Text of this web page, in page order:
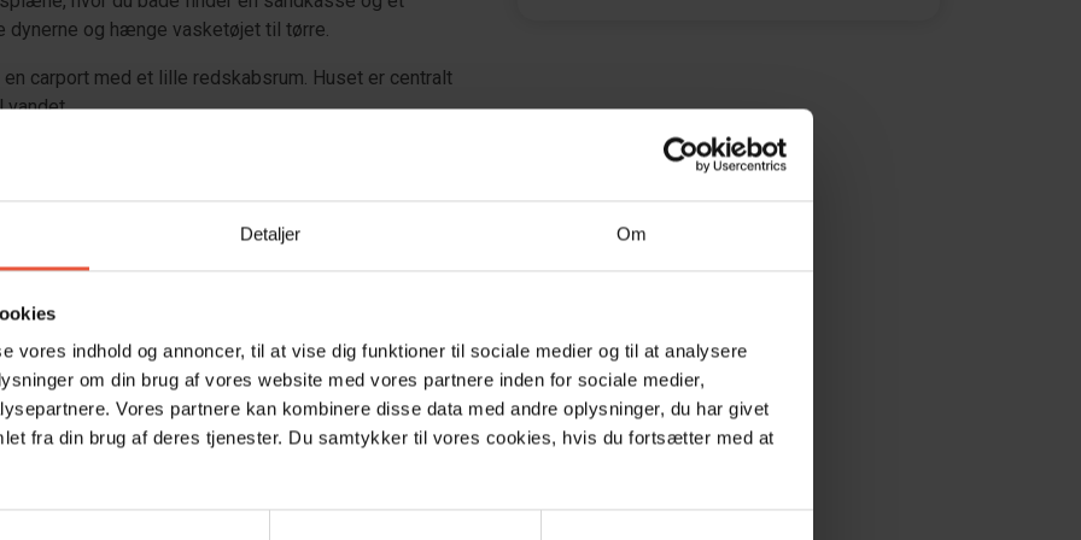
Detaljer Om
vores indhold og annoncer, til at vise dig funktioner til sociale medier og til at analysere
om din brug af vores website med vores partnere inden for sociale medier,
Vores partnere kan kombinere disse data med andre oplysninger, du har givet
fra din brug af deres tjenester. Du samtykker til vores cookies, hvis du fortsætter med at
dynerne og hænge vasketøjet til tørre.
carport med et lille redskabsrum. Huset er centralt
vandet.
i Blåvand og omegn. Langs hele hovedgaden
Her ligger både tøjbutikker, spændende butikker
gallerier og spisesteder. Desuden finder du flere
slagter.